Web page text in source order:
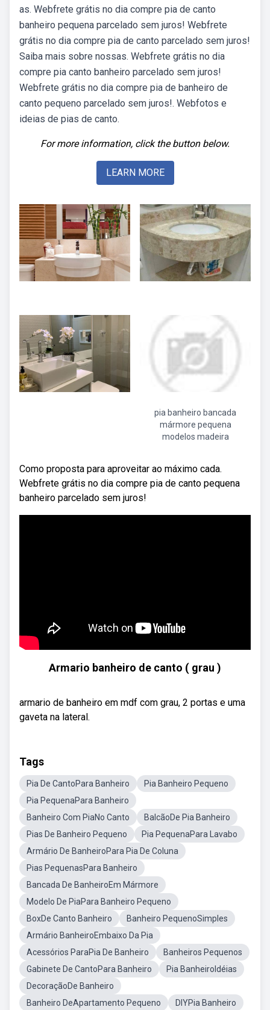
as. Webfrete grátis no dia compre pia de canto
banheiro pequena parcelado sem juros! Webfrete
grátis no dia compre pia de canto parcelado sem juros!
Saiba mais sobre nossas. Webfrete grátis no dia
compre pia canto banheiro parcelado sem juros!
Webfrete grátis no dia compre pia de banheiro de
canto pequeno parcelado sem juros!. Webfotos e
ideias de pias de canto.
For more information, click the button below.
LEARN MORE
pia banheiro bancada
mármore pequena
modelos madeira
Como proposta para aproveitar ao máximo cada.
Webfrete grátis no dia compre pia de canto pequena
banheiro parcelado sem juros!
Armario banheiro de canto ( grau )
armario de banheiro em mdf com grau, 2 portas e uma
gaveta na lateral.
Tags
Pia De CantoPara Banheiro
Pia Banheiro Pequeno
Pia PequenaPara Banheiro
Banheiro Com PiaNo Canto
BalcãoDe Pia Banheiro
Pias De Banheiro Pequeno
Pia PequenaPara Lavabo
Armário De BanheiroPara Pia De Coluna
Pias PequenasPara Banheiro
Bancada De BanheiroEm Mármore
Modelo De PiaPara Banheiro Pequeno
BoxDe Canto Banheiro
Banheiro PequenoSimples
Armário BanheiroEmbaixo Da Pia
Acessórios ParaPia De Banheiro
Banheiros Pequenos
Gabinete De CantoPara Banheiro
Pia BanheiroIdéias
DecoraçãoDe Banheiro
Banheiro DeApartamento Pequeno
DIYPia Banheiro